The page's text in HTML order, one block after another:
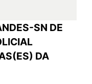
SN DE
DA